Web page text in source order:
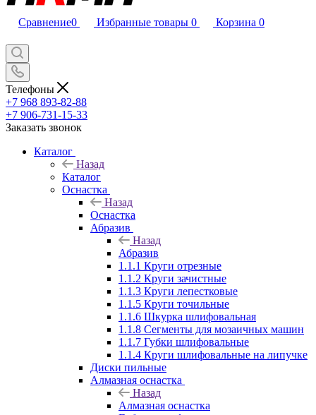
Сравнение0 Избранные товары 0 Корзина 0
Телефоны
+7 968 893-82-88
+7 906-731-15-33
Заказать звонок
Каталог
Назад
Каталог
Оснастка
Назад
Оснастка
Абразив
Назад
Абразив
1.1.1 Круги отрезные
1.1.2 Круги зачистные
1.1.3 Круги лепестковые
1.1.5 Круги точильные
1.1.6 Шкурка шлифовальная
1.1.8 Сегменты для мозаичных машин
1.1.7 Губки шлифовальные
1.1.4 Круги шлифовальные на липучке
Диски пильные
Алмазная оснастка
Назад
Алмазная оснастка